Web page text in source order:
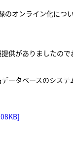
のオンライン化につ
供がありましたので
ータベースのシス